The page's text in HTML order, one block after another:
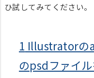
ひ試してみてください。
1 Illustratorの
のpsdファイ